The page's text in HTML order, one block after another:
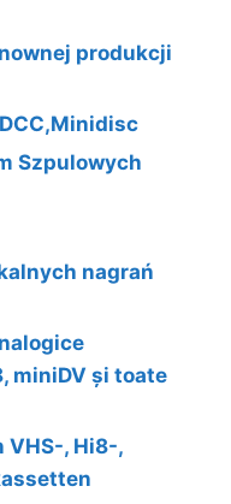
produkcji
Szpulowych
nagrań
miniDV și toate
VHS-, Hi8-,